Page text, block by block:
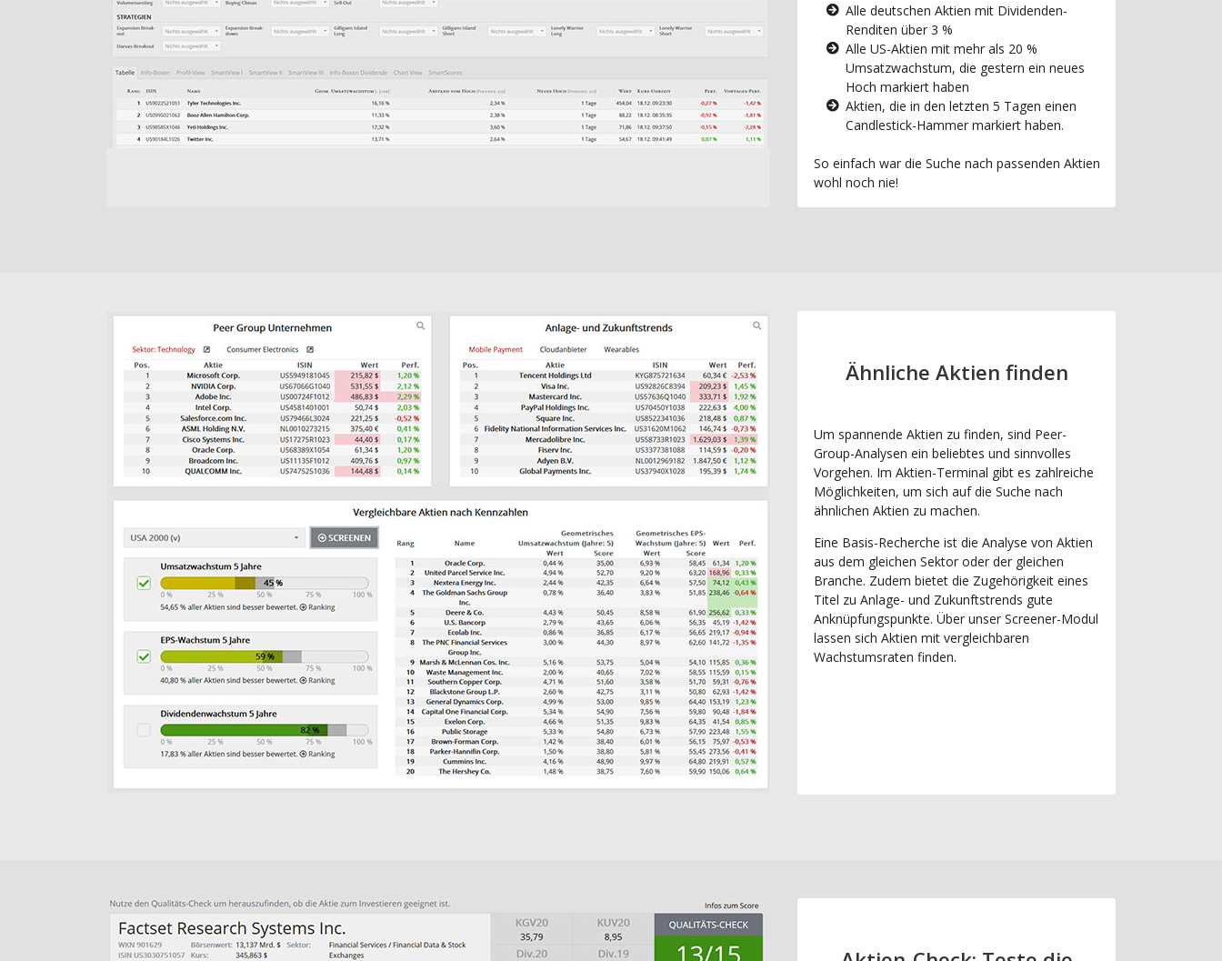
Alle deutschen Aktien mit Dividenden-
Renditen über 3 %
Alle US-Aktien mit mehr als 20 %
Umsatzwachstum, die gestern ein neues
Hoch markiert haben
Aktien, die in den letzten 5 Tagen einen
Candlestick-Hammer markiert haben.
So einfach war die Suche nach passenden Aktien
wohl noch nie!
Ähnliche Aktien finden
Um spannende Aktien zu finden, sind Peer-
Group-Analysen ein beliebtes und sinnvolles
Vorgehen. Im Aktien-Terminal gibt es zahlreiche
Möglichkeiten, um sich auf die Suche nach
ähnlichen Aktien zu machen.
Eine Basis-Recherche ist die Analyse von Aktien
aus dem gleichen Sektor oder der gleichen
Branche. Zudem bietet die Zugehörigkeit eines
Titel zu Anlage- und Zukunftstrends gute
Anknüpfungspunkte. Über unser Screener-Modul
lassen sich Aktien mit vergleichbaren
Wachstumsraten finden.